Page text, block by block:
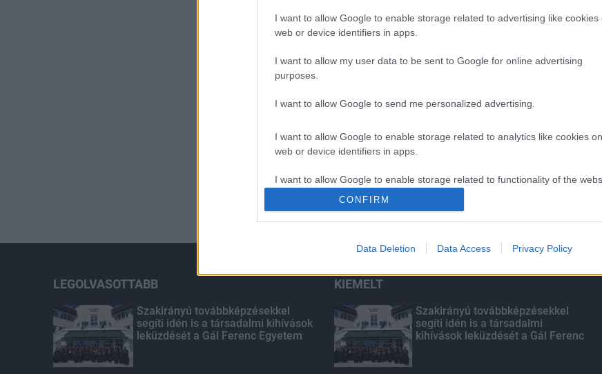
I want to allow Google to enable storage related to advertising like cookies
web or device identifiers in apps.
I want to allow my user data to be sent to Google for online advertising
purposes.
I want to allow Google to send me personalized advertising.
I want to allow Google to enable storage related to analytics like cookies on
web or device identifiers in apps.
I want to allow Google to enable storage related to functionality of the
I want to allow Google to enable storage related to personalization.
I want to allow Google to enable storage related to security, including
CONFIRM
Data Deletion Data Access Privacy Policy
LEGOLVASOTTABB
Szakirányú továbbképzésekkel
segíti idén is a társadalmi kihívások
leküzdését a Gál Ferenc Egyetem
KIEMELT
Szakirányú továbbképzésekkel
segíti idén is a társadalmi
kihívások leküzdését a Gál Ferenc